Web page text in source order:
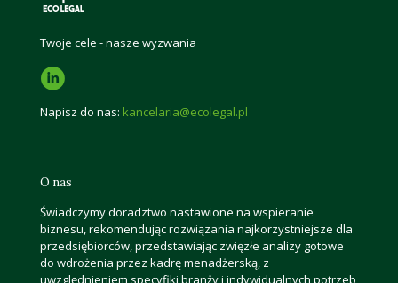
Twoje cele - nasze wyzwania
Napisz do nas: kancelaria@ecolegal.pl
O nas
Świadczymy doradztwo nastawione na wspieranie
biznesu, rekomendując rozwiązania najkorzystniejsze dla
przedsiębiorców, przedstawiając zwięzłe analizy gotowe
do wdrożenia przez kadrę menadżerską, z